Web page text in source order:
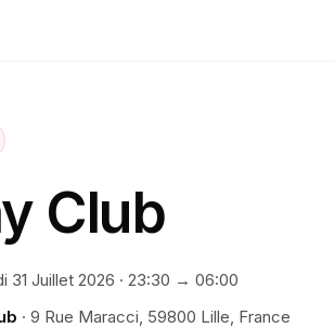
Club
31 Juillet 2026 · 23:30 → 06:00
· 9 Rue Maracci, 59800 Lille, France